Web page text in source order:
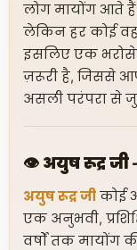
लोग मायोंग आते
लेकिन हर कोई
इसलिए एक
ज़रूरी है, जिससे
असली परंपरा से
👁️ अयुष रूद्र जी
अयुष रूद्र जी कोई
एक अनुभवी,
वर्षों तक मायोंग